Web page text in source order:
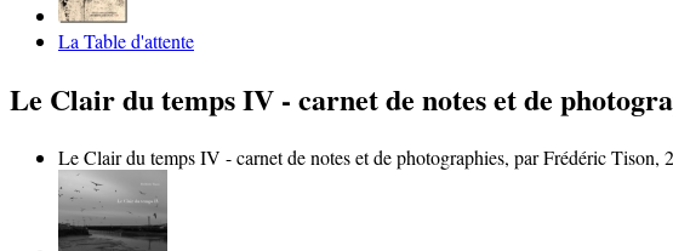
La Table d'attente
Le Clair du temps IV - carnet de notes et de
Le Clair du temps IV - carnet de notes et de photographies, par Frédéric Tison,